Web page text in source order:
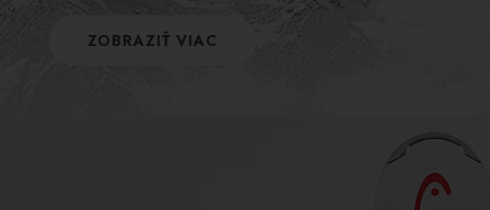
ZOBRAZIŤ VIAC